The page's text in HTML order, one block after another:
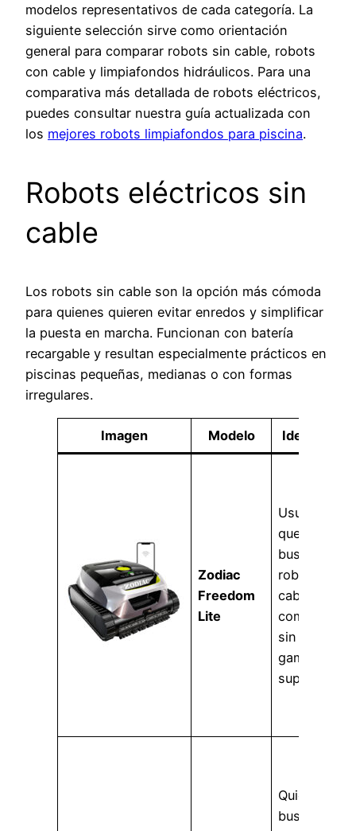
modelos representativos de cada categoría. La
siguiente selección sirve como orientación
general para comparar robots sin cable, robots
con cable y limpiafondos hidráulicos. Para una
comparativa más detallada de robots eléctricos,
puedes consultar nuestra guía actualizada con
los mejores robots limpiafondos para piscina.
Robots eléctricos sin
cable
Los robots sin cable son la opción más cómoda
para quienes quieren evitar enredos y simplificar
la puesta en marcha. Funcionan con batería
recargable y resultan especialmente prácticos en
piscinas pequeñas, medianas o con formas
irregulares.
Imagen Modelo Ideal para
Zodiac
Freedom
Lite
Usuarios
que
buscan un
robot sin
cable
completo
sin pasar a
gamas
superiores.
Quien
busca una